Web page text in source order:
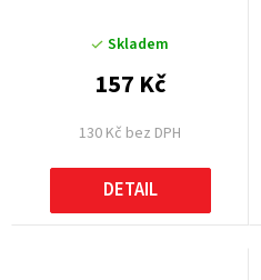
Skladem
130 Kč bez DPH
157 Kč
DETAIL